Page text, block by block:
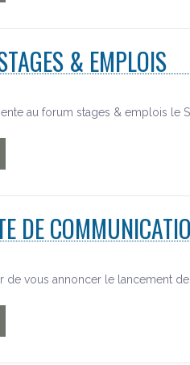
& EMPLOIS
au forum stages & emplois le
DE
de vous annoncer le lancement